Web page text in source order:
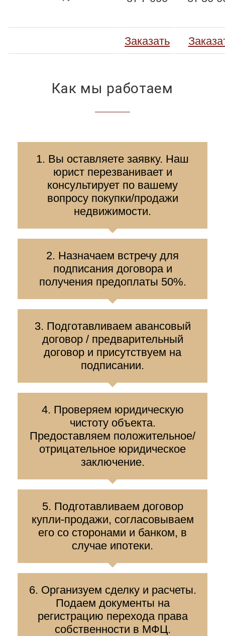
Заказать
Как мы работаем
1. Вы оставляете заявку. Наш
юрист перезванивает и
консультирует по вашему
вопросу покупки/продажи
недвижимости.
2. Назначаем встречу для
подписания договора и
получения предоплаты 50%.
3. Подготавливаем авансовый
договор / предварительный
договор и присутствуем на
подписании.
4. Проверяем юридическую
чистоту объекта.
Предоставляем положительное/
отрицательное юридическое
заключение.
5. Подготавливаем договор
купли-продажи, согласовываем
его со сторонами и банком, в
случае ипотеки.
6. Организуем сделку и расчеты.
Подаем документы на
регистрацию перехода права
собственности в МФЦ.